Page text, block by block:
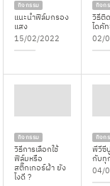
กิจกรรม
แนะนำฟิล์มกรอง
แสง
15/02/2022
กิจก
วิธีติ
ไดคั
02/
กิจกรรม
วิธีการเลือกใช้
ฟิล์มหรือ
สติ๊กเกอร์ฝ้า ยัง
ไงดี ?
กิจก
พีวีซี
กับทุ
04/